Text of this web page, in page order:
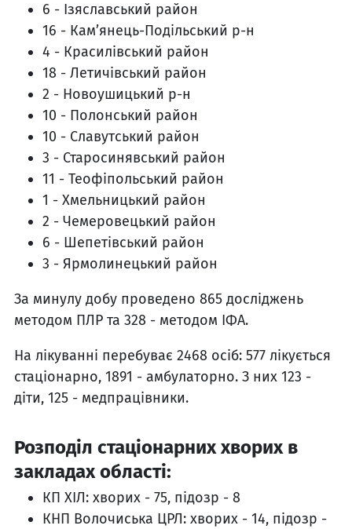
6 - Ізяславський район
16 - Кам’янець-Подільський р-н
4 - Красилівський район
18 - Летичівський район
2 - Новоушицький р-н
10 - Полонський район
10 - Славутський район
3 - Старосинявський район
11 - Теофіпольський район
1 - Хмельницький район
2 - Чемеровецький район
6 - Шепетівський район
3 - Ярмолинецький район
За минулу добу проведено 865 досліджень
методом ПЛР та 328 - методом ІФА.
На лікуванні перебуває 2468 осіб: 577 лікується
стаціонарно, 1891 - амбулаторно. З них 123 -
діти, 125 - медпрацівники.
Розподіл стаціонарних хворих в
закладах області:
КП ХІЛ: хворих - 75, підозр - 8
КНП Волочиська ЦРЛ: хворих - 14, підозр -